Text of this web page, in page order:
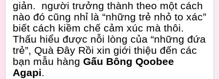
giản. người trưởng thành theo một cách
nào đó cũng nhỉ là “những trẻ nhỏ to xác”
biết cách kiềm chế cảm xúc mà thôi.
Thấu hiểu được nỗi lòng của “những đứa
trẻ”, Quà Đây Rồi xin giới thiệu đến các
bạn mẫu hàng Gấu Bông Qoobee
Agapi.